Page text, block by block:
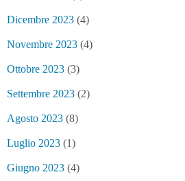
Dicembre 2023 (4)
Novembre 2023 (4)
Ottobre 2023 (3)
Settembre 2023 (2)
Agosto 2023 (8)
Luglio 2023 (1)
Giugno 2023 (4)